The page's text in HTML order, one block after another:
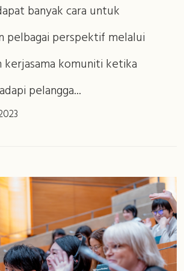
banyak cara untuk
pelbagai perspektif melalui
kerjasama komuniti ketika
pelangga...